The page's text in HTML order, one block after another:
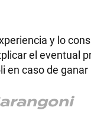
y lo
el eventual
en caso de